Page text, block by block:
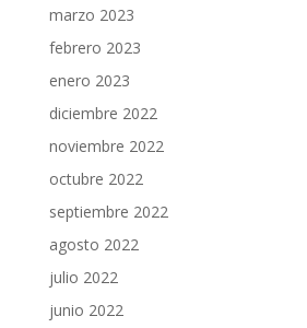
marzo 2023
febrero 2023
enero 2023
diciembre 2022
noviembre 2022
octubre 2022
septiembre 2022
agosto 2022
julio 2022
junio 2022